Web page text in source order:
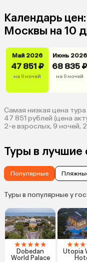
Календарь
Москвы на 10
Май 2026
47 851 ₽
на 9 ночей
Июнь 2026
68 835 ₽
на 9 ночей
Самая низкая цена
47 851 рублей (цена
2-е взрослых, 9 ночей,
Туры в лучшие
Популярные
Туры в популярные у
★★★★★
Dobedan
World Palace
★★★
Utopia